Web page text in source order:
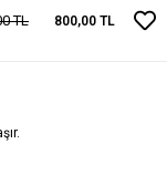
TL 800,00 TL